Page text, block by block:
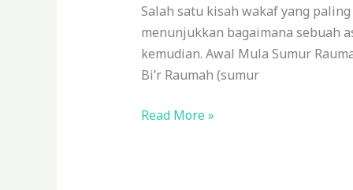
Salah satu kisah wakaf yang
menunjukkan bagaimana sebuah
kemudian. Awal Mula Sumur
Bi’r Raumah (sumur
Read More »